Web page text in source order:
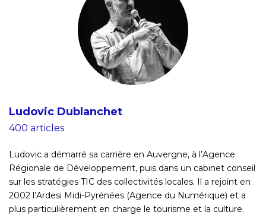
Ludovic Dublanchet
400 articles
Ludovic a démarré sa carrière en Auvergne, à l’Agence
Régionale de Développement, puis dans un cabinet conseil
sur les stratégies TIC des collectivités locales. Il a rejoint en
2002 l’Ardesi Midi-Pyrénées (Agence du Numérique) et a
plus particulièrement en charge le tourisme et la culture.